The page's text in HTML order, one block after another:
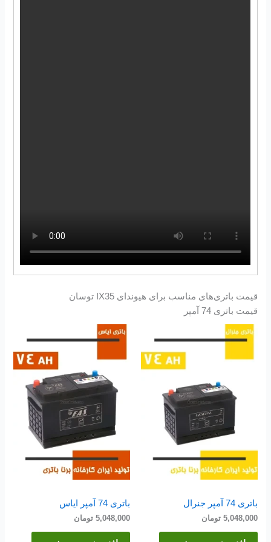
قیمت باتری‌های مناسب برای هیوندای IX35 توسان
قیمت باتری 74 آمپر
باتری 74 آمپر جنرال
5,048,000 تومان
باتری 74 آمپر ایاس
5,048,000 تومان